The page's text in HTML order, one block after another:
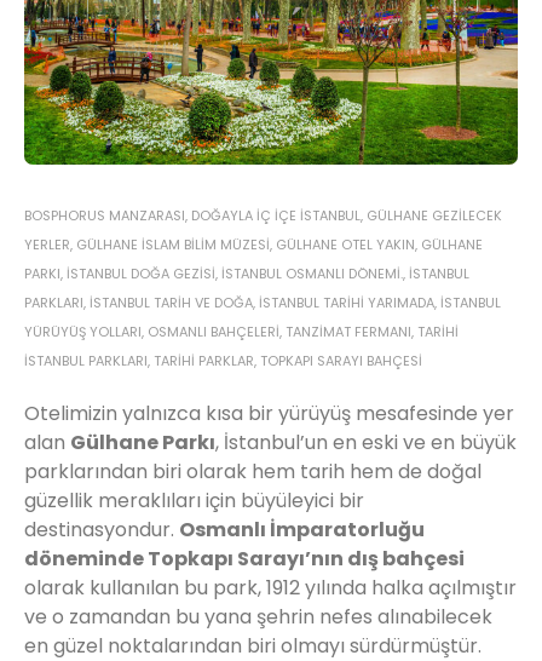
BOSPHORUS MANZARASI, DOĞAYLA IÇ IÇE İSTANBUL, GÜLHANE GEZILECEK
YERLER, GÜLHANE İSLAM BILIM MÜZESI, GÜLHANE OTEL YAKIN, GÜLHANE
PARKI, İSTANBUL DOĞA GEZISI, İSTANBUL OSMANLI DÖNEMI., İSTANBUL
PARKLARI, İSTANBUL TARIH VE DOĞA, İSTANBUL TARIHI YARIMADA, İSTANBUL
YÜRÜYÜŞ YOLLARI, OSMANLI BAHÇELERI, TANZIMAT FERMANI, TARIHI
İSTANBUL PARKLARI, TARIHI PARKLAR, TOPKAPI SARAYI BAHÇESI
Otelimizin yalnızca kısa bir yürüyüş mesafesinde yer
alan Gülhane Parkı, İstanbul’un en eski ve en büyük
parklarından biri olarak hem tarih hem de doğal
güzellik meraklıları için büyüleyici bir
destinasyondur. Osmanlı İmparatorluğu
döneminde Topkapı Sarayı’nın dış bahçesi
olarak kullanılan bu park, 1912 yılında halka açılmıştır
ve o zamandan bu yana şehrin nefes alınabilecek
en güzel noktalarından biri olmayı sürdürmüştür.